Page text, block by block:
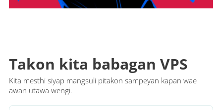
Takon kita babagan VPS
Kita mesthi siyap mangsuli pitakon sampeyan kapan wae
awan utawa wengi.